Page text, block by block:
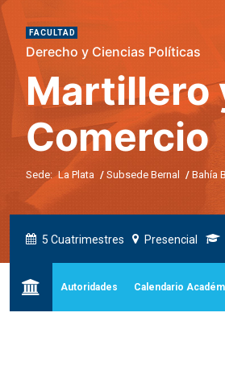
FACULTAD
Derecho y Ciencias Políticas
Martillero
Comercio
Sede: La Plata / Subsede Bernal / Bahía
5 Cuatrimestres Presencial
Autoridades Calendario